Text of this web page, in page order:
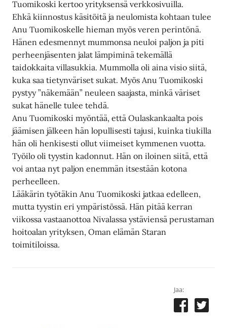
Tuomikoski kertoo yrityksensä verkkosivuilla.
Ehkä kiinnostus käsitöitä ja neulomista kohtaan tulee
Anu Tuomikoskelle hieman myös veren perintönä.
Hänen edesmennyt mummonsa neuloi paljon ja piti
perheenjäsenten jalat lämpiminä tekemällä
taidokkaita villasukkia. Mummolla oli aina visio siitä,
kuka saa tietynväriset sukat. Myös Anu Tuomikoski
pystyy ”näkemään” neuleen saajasta, minkä väriset
sukat hänelle tulee tehdä.
Anu Tuomikoski myöntää, että Oulaskankaalta pois
jäämisen jälkeen hän lopullisesti tajusi, kuinka tiukilla
hän oli henkisesti ollut viimeiset kymmenen vuotta.
Työilo oli tyystin kadonnut. Hän on iloinen siitä, että
voi antaa nyt paljon enemmän itsestään kotona
perheelleen.
Lääkärin työtäkin Anu Tuomikoski jatkaa edelleen,
mutta tyystin eri ympäristössä. Hän pitää kerran
viikossa vastaanottoa Nivalassa ystäviensä perustaman
hoitoalan yrityksen, Oman elämän Staran
toimitiloissa.
Jaa: